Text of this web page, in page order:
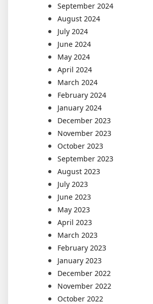
September 2024
August 2024
July 2024
June 2024
May 2024
April 2024
March 2024
February 2024
January 2024
December 2023
November 2023
October 2023
September 2023
August 2023
July 2023
June 2023
May 2023
April 2023
March 2023
February 2023
January 2023
December 2022
November 2022
October 2022